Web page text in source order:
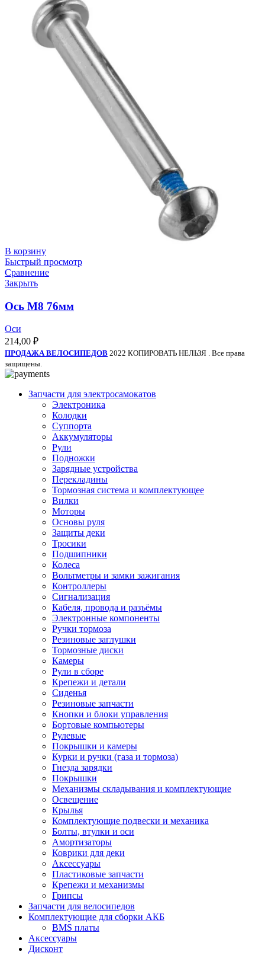
В корзину
Быстрый просмотр
Сравнение
Закрыть
Ось M8 76мм
Оси
214,00 ₽
ПРОДАЖА ВЕЛОСИПЕДОВ 2022 КОПИРОВАТЬ НЕЛЬЗЯ . Все права
защищены.
Запчасти для электросамокатов
Электроника
Колодки
Суппорта
Аккумуляторы
Рули
Подножки
Зарядные устройства
Перекладины
Тормозная система и комплектующее
Вилки
Моторы
Основы руля
Защиты деки
Тросики
Подшипники
Колеса
Вольтметры и замки зажигания
Контроллеры
Сигнализация
Кабеля, провода и разъёмы
Электронные компоненты
Ручки тормоза
Резиновые заглушки
Тормозные диски
Камеры
Рули в сборе
Крепежи и детали
Сиденья
Резиновые запчасти
Кнопки и блоки управления
Бортовые компьютеры
Рулевые
Покрышки и камеры
Курки и ручки (газа и тормоза)
Гнезда зарядки
Покрышки
Механизмы складывания и комплектующие
Освещение
Крылья
Комплектующие подвески и механика
Болты, втулки и оси
Амортизаторы
Коврики для деки
Аксессуары
Пластиковые запчасти
Крепежи и механизмы
Грипсы
Запчасти для велосипедов
Комплектующие для сборки АКБ
BMS платы
Аксессуары
Дисконт